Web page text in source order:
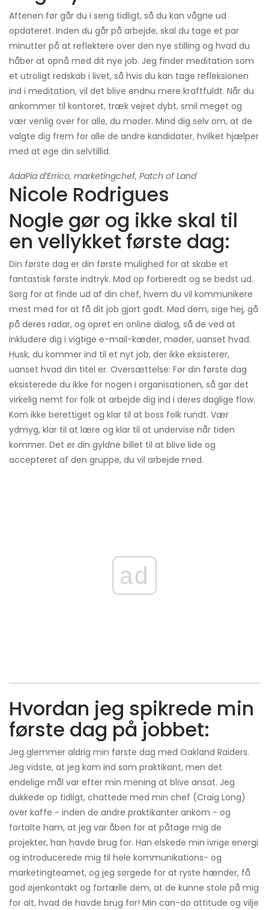
Aftenen før går du i seng tidligt, så du kan vågne ud
opdateret. Inden du går på arbejde, skal du tage et par
minutter på at reflektere over den nye stilling og hvad du
håber at opnå med dit nye job. Jeg finder meditation som
et utroligt redskab i livet, så hvis du kan tage refleksionen
ind i meditation, vil det blive endnu mere kraftfuldt. Når du
ankommer til kontoret, træk vejret dybt, smil meget og
vær venlig over for alle, du møder. Mind dig selv om, at de
valgte dig frem for alle de andre kandidater, hvilket hjælper
med at øge din selvtillid.
AdaPia d’Errico, marketingchef, Patch of Land
Nicole Rodrigues
Nogle gør og ikke skal til
en vellykket første dag:
Din første dag er din første mulighed for at skabe et
fantastisk første indtryk. Mød op forberedt og se bedst ud.
Sørg for at finde ud af din chef, hvem du vil kommunikere
mest med for at få dit job gjort godt. Mød dem, sige hej, gå
på deres radar, og opret en online dialog, så de ved at
inkludere dig i vigtige e-mail-kæder, møder, uanset hvad.
Husk, du kommer ind til et nyt job, der ikke eksisterer,
uanset hvad din titel er. Oversættelse: Før din første dag
eksisterede du ikke for nogen i organisationen, så gør det
virkelig nemt for folk at arbejde dig ind i deres daglige flow.
Kom ikke berettiget og klar til at boss folk rundt. Vær
ydmyg, klar til at lære og klar til at undervise når tiden
kommer. Det er din gyldne billet til at blive lide og
accepteret af den gruppe, du vil arbejde med.
ad
Hvordan jeg spikrede min
første dag på jobbet:
Jeg glemmer aldrig min første dag med Oakland Raiders.
Jeg vidste, at jeg kom ind som praktikant, men det
endelige mål var efter min mening at blive ansat. Jeg
dukkede op tidligt, chattede med min chef (Craig Long)
over kaffe - inden de andre praktikanter ankom - og
fortalte ham, at jeg var åben for at påtage mig de
projekter, han havde brug for. Han elskede min ivrige energi
og introducerede mig til hele kommunikations- og
marketingteamet, og jeg sørgede for at ryste hænder, få
god øjenkontakt og fortælle dem, at de kunne stole på mig
for alt, hvad de havde brug for! Min can-do attitude og vilje